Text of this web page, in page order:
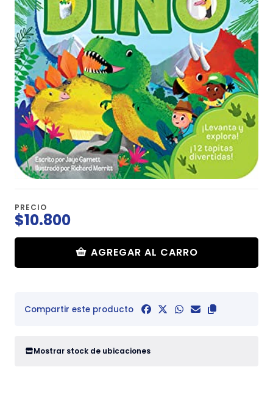
PRECIO
$10.800
AGREGAR AL CARRO
Compartir este producto
Mostrar stock de ubicaciones